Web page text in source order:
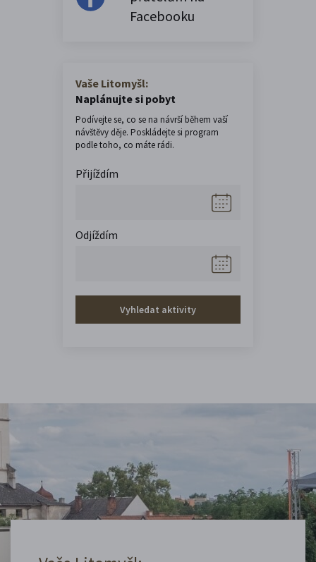
Facebooku
Vaše Litomyšl:
Naplánujte si pobyt
Podívejte se, co se na návrší během vaší
návštěvy děje. Poskládejte si program
podle toho, co máte rádi.
Přijíždím
Odjíždím
Vyhledat aktivity